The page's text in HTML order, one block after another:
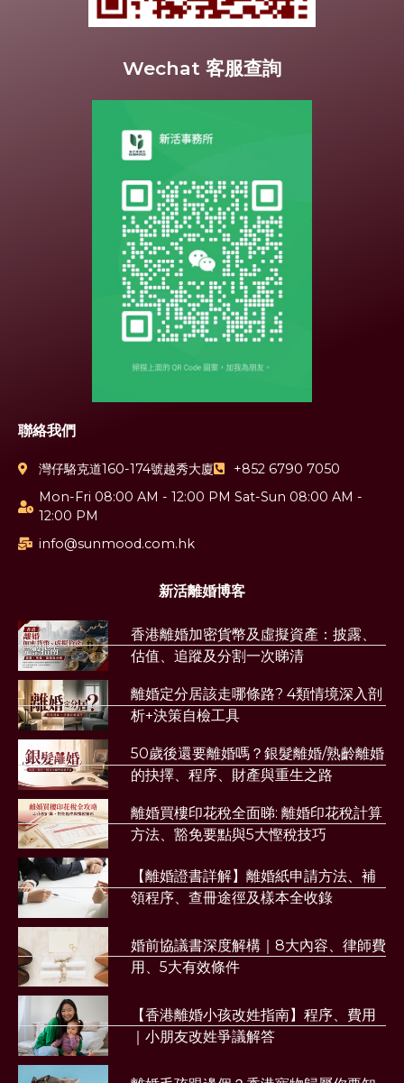
Wechat 客服查詢
聯絡我們
灣仔駱克道160-174號越秀大廈
+852 6790 7050
Mon-Fri 08:00 AM - 12:00 PM Sat-Sun 08:00 AM -
12:00 PM
info@sunmood.com.hk
新活離婚博客
香港離婚加密貨幣及虛擬資產：披露、
估值、追蹤及分割一次睇清
離婚定分居該走哪條路? 4類情境深入剖
析+決策自檢工具
50歲後還要離婚嗎？銀髮離婚/熟齡離婚
的抉擇、程序、財產與重生之路
離婚買樓印花稅全面睇: 離婚印花稅計算
方法、豁免要點與5大慳稅技巧
【離婚證書詳解】離婚紙申請方法、補
領程序、查冊途徑及樣本全收錄
婚前協議書深度解構｜8大內容、律師費
用、5大有效條件
【香港離婚小孩改姓指南】程序、費用
｜小朋友改姓爭議解答